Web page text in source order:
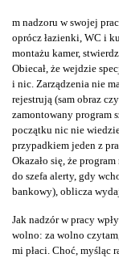
m nadzoru w swojej
oprócz łazienki, WC i
montażu kamer,
Obiecał, że wejdzie
i nic. Zarządzenia nie
rejestrują (sam obraz
zamontowany program
początku nic nie
przypadkiem jeden z
Okazało się, że
do szefa alerty, gdy
bankowy), oblicza
Jak nadzór w pracy
wolno: za wolno
mi płaci. Choć, myśląc